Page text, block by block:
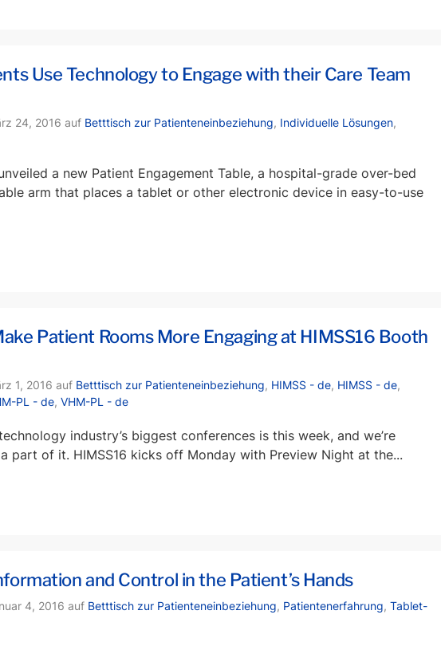
Use Technology to Engage with their Care Team
24, 2016 auf Betttisch zur Patienteneinbeziehung, Individuelle Lösungen,
a new Patient Engagement Table, a hospital-grade over-bed
arm that places a tablet or other electronic device in easy-to-use
Patient Rooms More Engaging at HIMSS16 Booth
1, 2016 auf Betttisch zur Patienteneinbeziehung, HIMSS - de, HIMSS - de,
PL - de, VHM-PL - de
industry’s biggest conferences is this week, and we’re
part of it. HIMSS16 kicks off Monday with Preview Night at the...
and Control in the Patient’s Hands
4, 2016 auf Betttisch zur Patienteneinbeziehung, Patientenerfahrung, Tablet-